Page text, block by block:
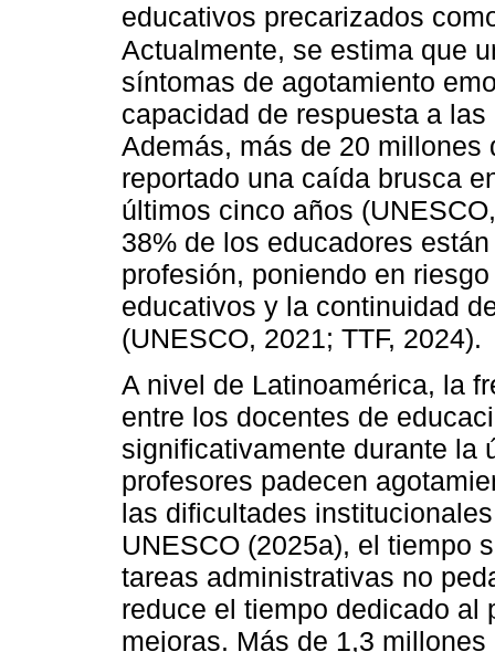
educativos precarizados
Actualmente, se estima que
síntomas de agotamiento
capacidad de respuesta a
Además, más de 20
reportado una caída brusca
últimos cinco años
38% de los educadores
profesión, poniendo en
educativos y la continuidad
(UNESCO, 2021; TTF, 2024).
A nivel de Latinoamérica, la
entre los docentes de
significativamente durante la
profesores padecen
las dificultades
UNESCO (2025a), el tiempo
tareas administrativas no
reduce el tiempo dedicado al
mejoras. Más de 1,3